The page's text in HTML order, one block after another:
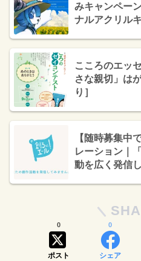
みキャンペー
ナルアクリル
こころのエッ
さな親切」は
り］
【随時募集中
レーション｜
動を広く発信
ポスト
0
シェア
0